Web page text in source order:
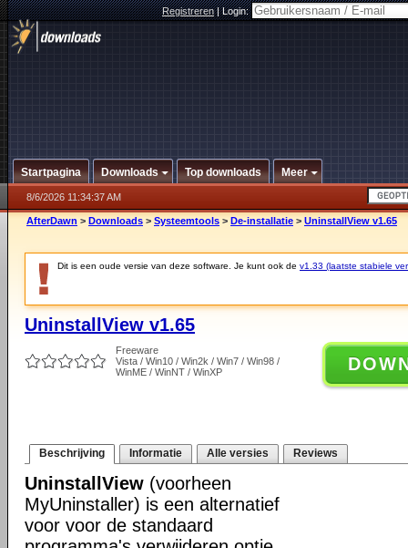
Registreren|Login:
Startpagina Downloads Top downloads Meer
8/6/2026 11:34:37 AM
AfterDawn > Downloads > Systeemtools > De-installatie > UninstallView v1.65
Dit is een oude versie van deze software. Je kunt ook de v1.33 (laatste stabiele
UninstallView v1.65
Freeware
Vista / Win10 / Win2k / Win7 / Win98 /
WinME / WinNT / WinXP
Beschrijving Informatie Alle versies Reviews
UninstallView (voorheen
MyUninstaller) is een alternatief
voor voor de standaard